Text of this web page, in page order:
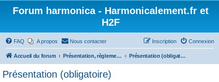
Forum harmonica - Harmonicalement.fr et
H2F
FAQ A propos Nous contacter Connexion
Inscription
Accueil du forum Présentation, règlement et trombinoscope Présentation (obligatoire)
Présentation (obligatoire)